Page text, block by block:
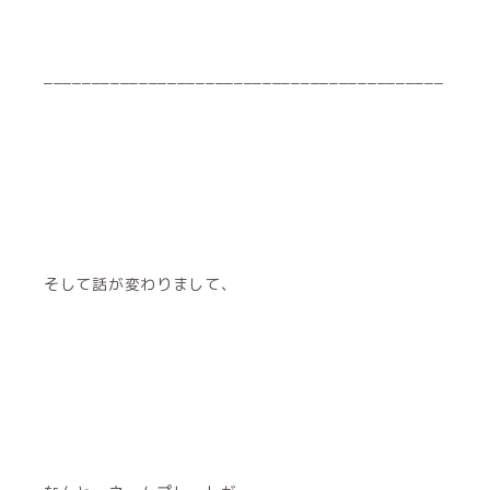
そして話が変わりまして、